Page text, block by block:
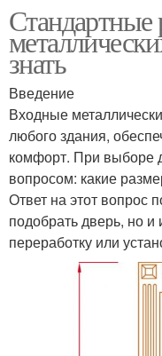
нестандартных
Металлическая
Левосторонняя
знать
Введение
Входные
любого здания,
комфорт. При выборе
вопросом: какие
Ответ на этот вопрос
подобрать дверь, но
переработку или